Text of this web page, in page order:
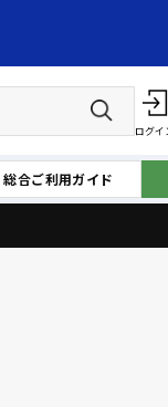
ログイ
総合ご利用ガイド